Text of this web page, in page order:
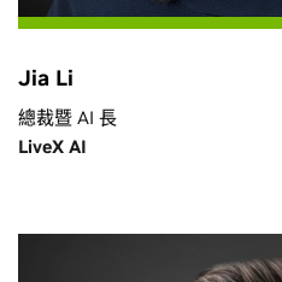
Jia Li
總裁暨 AI 長
LiveX AI